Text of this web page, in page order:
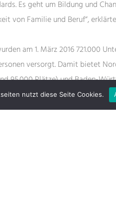
Es geht um Bildung und
von Familie und Beruf“,
am 1. März 2016 721.000
versorgt. Damit bietet
95.000 Plätze) und Baden-
für kleine Kinder in
nutzt diese Seite Cookies.